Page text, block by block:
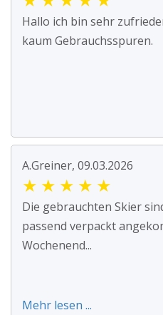
Hallo ich bin sehr
kaum Gebrauchsspuren.
A.Greiner, 09.03.2026
★ ★ ★ ★ ★
Die gebrauchten Skier
passend verpackt
Wochenend...
Mehr lesen ...